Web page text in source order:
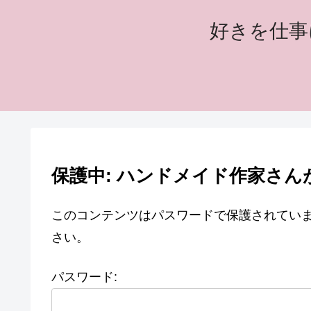
好きを仕
保護中: ハンドメイド作家さ
このコンテンツはパスワードで保護されてい
さい。
パスワード: